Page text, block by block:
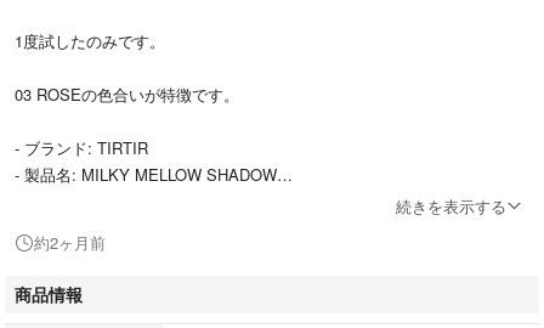
1度試したのみです。
03 ROSEの色合いが特徴です。
- ブランド: TIRTIR
- 製品名: MILKY MELLOW SHADOW
着用回数も少なく、まだまだお召しいただけるかと思いますが、あくまで
もユーズドですのでご理解のある方、どうぞよろしくお願いいたします。
続きを表示する
約2ヶ月前
商品情報